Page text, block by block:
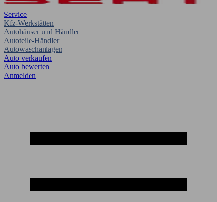
Service
Kfz-Werkstätten
Autohäuser und Händler
Autoteile-Händler
Autowaschanlagen
Auto verkaufen
Auto bewerten
Anmelden